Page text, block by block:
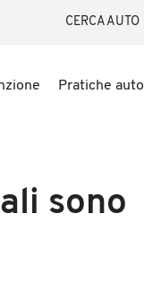
CERCA AUTO
Pratiche auto
sono